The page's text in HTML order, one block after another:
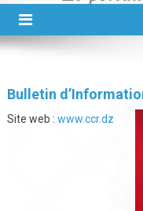
Bulletin
Site web : www.ccr.dz